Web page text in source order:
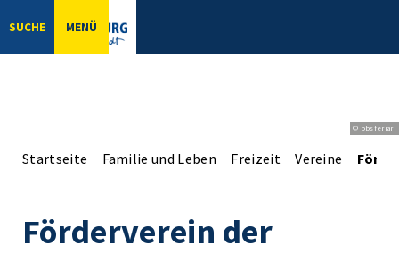
SUCHE MENÜ
© bbsferrari
Startseite Familie und Leben Freizeit Vereine
Förderverein der